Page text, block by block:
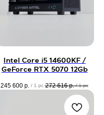
Intel Core i5 14600KF /
GeForce RTX 5070 12Gb
245 600 р. / 1 pc 272 616 р. / 1 pc